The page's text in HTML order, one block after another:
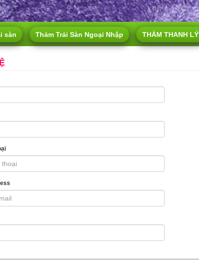
sàn Thảm Trải Sàn Ngoại Nhập THẢM THANH LÝ